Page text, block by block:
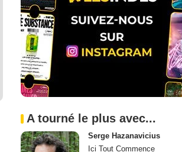
A tourné le plus avec...
Serge Hazanavicius
Ici Tout Commence